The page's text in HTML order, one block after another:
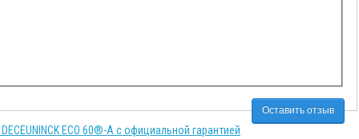
Оставить отзыв
ECO 60®-A с официальной гарантией